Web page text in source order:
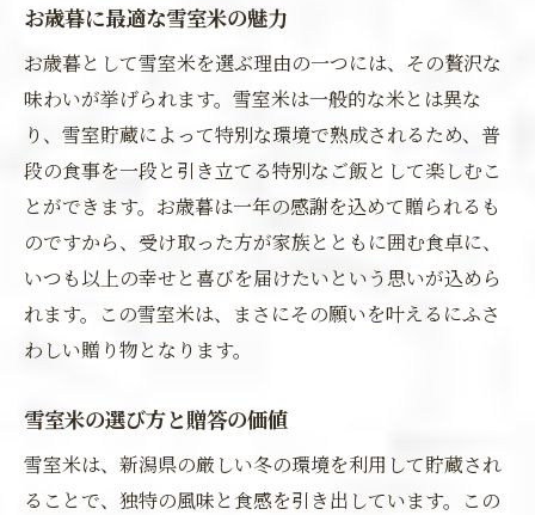
お歳暮に最適な雪室米の魅力
お歳暮として雪室米を選ぶ理由の一つには、その贅沢な
味わいが挙げられます。雪室米は一般的な米とは異な
り、雪室貯蔵によって特別な環境で熟成されるため、普
段の食事を一段と引き立てる特別なご飯として楽しむこ
とができます。お歳暮は一年の感謝を込めて贈られるも
のですから、受け取った方が家族とともに囲む食卓に、
いつも以上の幸せと喜びを届けたいという思いが込めら
れます。この雪室米は、まさにその願いを叶えるにふさ
わしい贈り物となります。
雪室米の選び方と贈答の価値
雪室米は、新潟県の厳しい冬の環境を利用して貯蔵され
ることで、独特の風味と食感を引き出しています。この